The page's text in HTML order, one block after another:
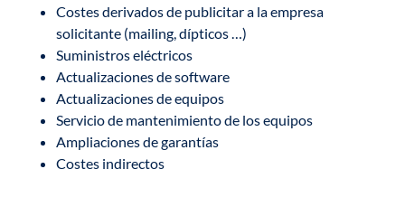
Costes derivados de publicitar a la empresa
solicitante (mailing, dípticos …)
Suministros eléctricos
Actualizaciones de software
Actualizaciones de equipos
Servicio de mantenimiento de los equipos
Ampliaciones de garantías
Costes indirectos